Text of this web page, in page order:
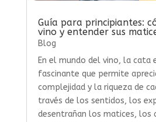
Guía para principiantes:
vino y entender sus
Blog
En el mundo del vino, la cata
fascinante que permite
complejidad y la riqueza de
través de los sentidos, los
desentrañan los matices, los